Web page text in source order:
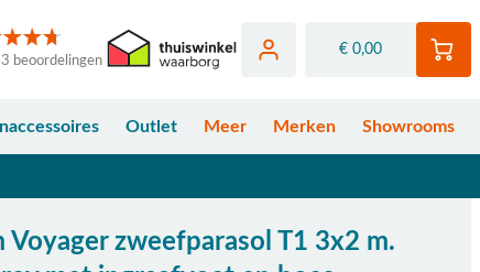
beoordelingen
€ 0,00
Outlet Meer Merken Showrooms
Voyager zweefparasol T1 3x2 m.